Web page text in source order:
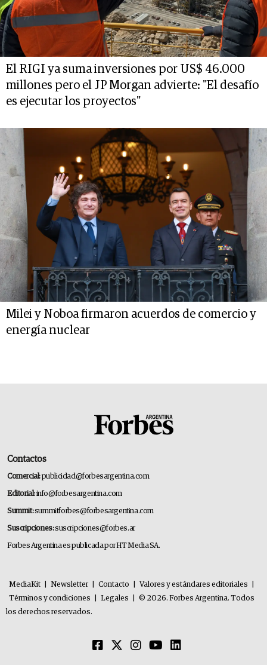
El RIGI ya suma inversiones por US$ 46.000
millones pero el JP Morgan advierte: "El desafío
es ejecutar los proyectos"
Milei y Noboa firmaron acuerdos de comercio y
energía nuclear
Contactos
Comercial:publicidad@forbesargentina.com
Editorial:info@forbesargentina.com
Summit:summitforbes@forbesargentina.com
Suscripciones:suscripciones@forbes.ar
Forbes Argentina es publicada por HT Media SA.
MediaKit Newsletter Contacto Valores y estándares editoriales
Términos y condiciones
Legales
© 2026. Forbes Argentina. Todos
los derechos reservados.